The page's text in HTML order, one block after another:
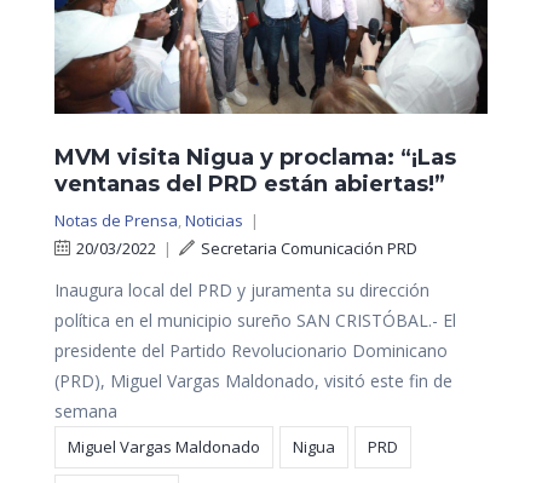
MVM visita Nigua y proclama: “¡Las
ventanas del PRD están abiertas!”
Notas de Prensa,Noticias |
20/03/2022 | Secretaria Comunicación PRD
Inaugura local del PRD y juramenta su dirección
política en el municipio sureño SAN CRISTÓBAL.- El
presidente del Partido Revolucionario Dominicano
(PRD), Miguel Vargas Maldonado, visitó este fin de
semana
Miguel Vargas Maldonado Nigua PRD